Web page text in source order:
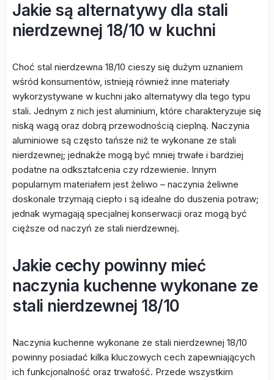
Jakie są alternatywy dla stali
nierdzewnej 18/10 w kuchni
Choć stal nierdzewna 18/10 cieszy się dużym uznaniem
wśród konsumentów, istnieją również inne materiały
wykorzystywane w kuchni jako alternatywy dla tego typu
stali. Jednym z nich jest aluminium, które charakteryzuje się
niską wagą oraz dobrą przewodnością cieplną. Naczynia
aluminiowe są często tańsze niż te wykonane ze stali
nierdzewnej; jednakże mogą być mniej trwałe i bardziej
podatne na odkształcenia czy rdzewienie. Innym
popularnym materiałem jest żeliwo – naczynia żeliwne
doskonale trzymają ciepło i są idealne do duszenia potraw;
jednak wymagają specjalnej konserwacji oraz mogą być
cięższe od naczyń ze stali nierdzewnej.
Jakie cechy powinny mieć
naczynia kuchenne wykonane ze
stali nierdzewnej 18/10
Naczynia kuchenne wykonane ze stali nierdzewnej 18/10
powinny posiadać kilka kluczowych cech zapewniających
ich funkcjonalność oraz trwałość. Przede wszystkim